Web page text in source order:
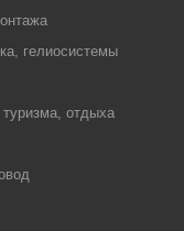
гелиосистемы
отдыха